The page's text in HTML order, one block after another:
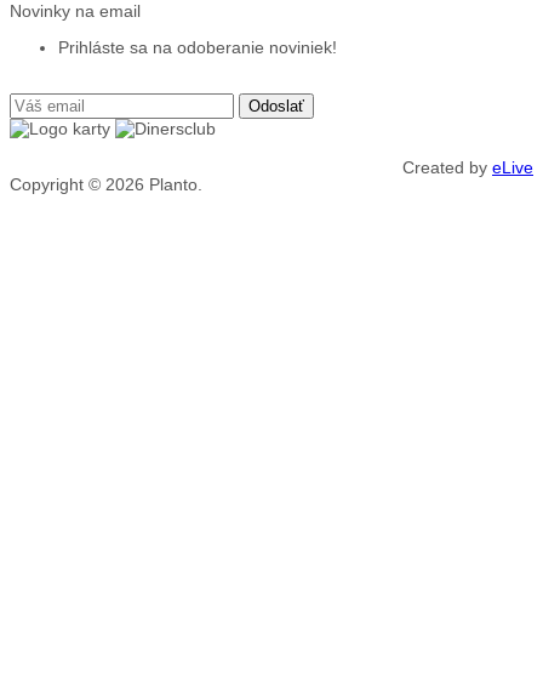
Novinky na email
Prihláste sa na odoberanie noviniek!
Copyright © 2026 Planto.
Created by eLive